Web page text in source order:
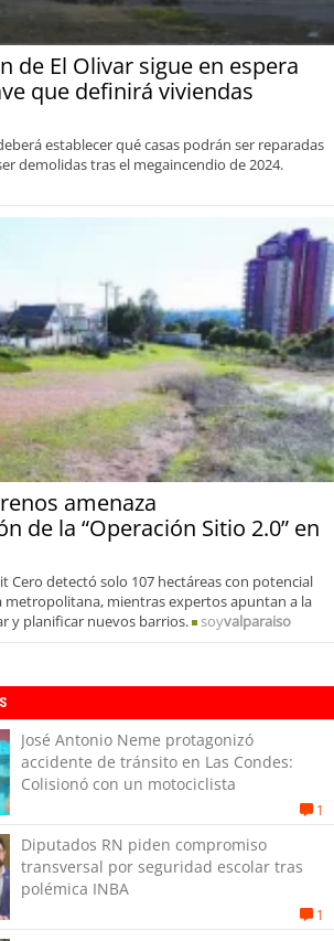
de El Olivar sigue en espera
que definirá viviendas
establecer qué casas podrán ser reparadas
demolidas tras el megaincendio de 2024.
amenaza
de la “Operación Sitio 2.0” en
Cero detectó solo 107 hectáreas con potencial
metropolitana, mientras expertos apuntan a la
y planificar nuevos barrios.
soyvalparaiso
José Antonio Neme protagonizó
accidente de tránsito en Las Condes:
Colisionó con un motociclista
1
Diputados RN piden compromiso
transversal por seguridad escolar tras
polémica INBA
1